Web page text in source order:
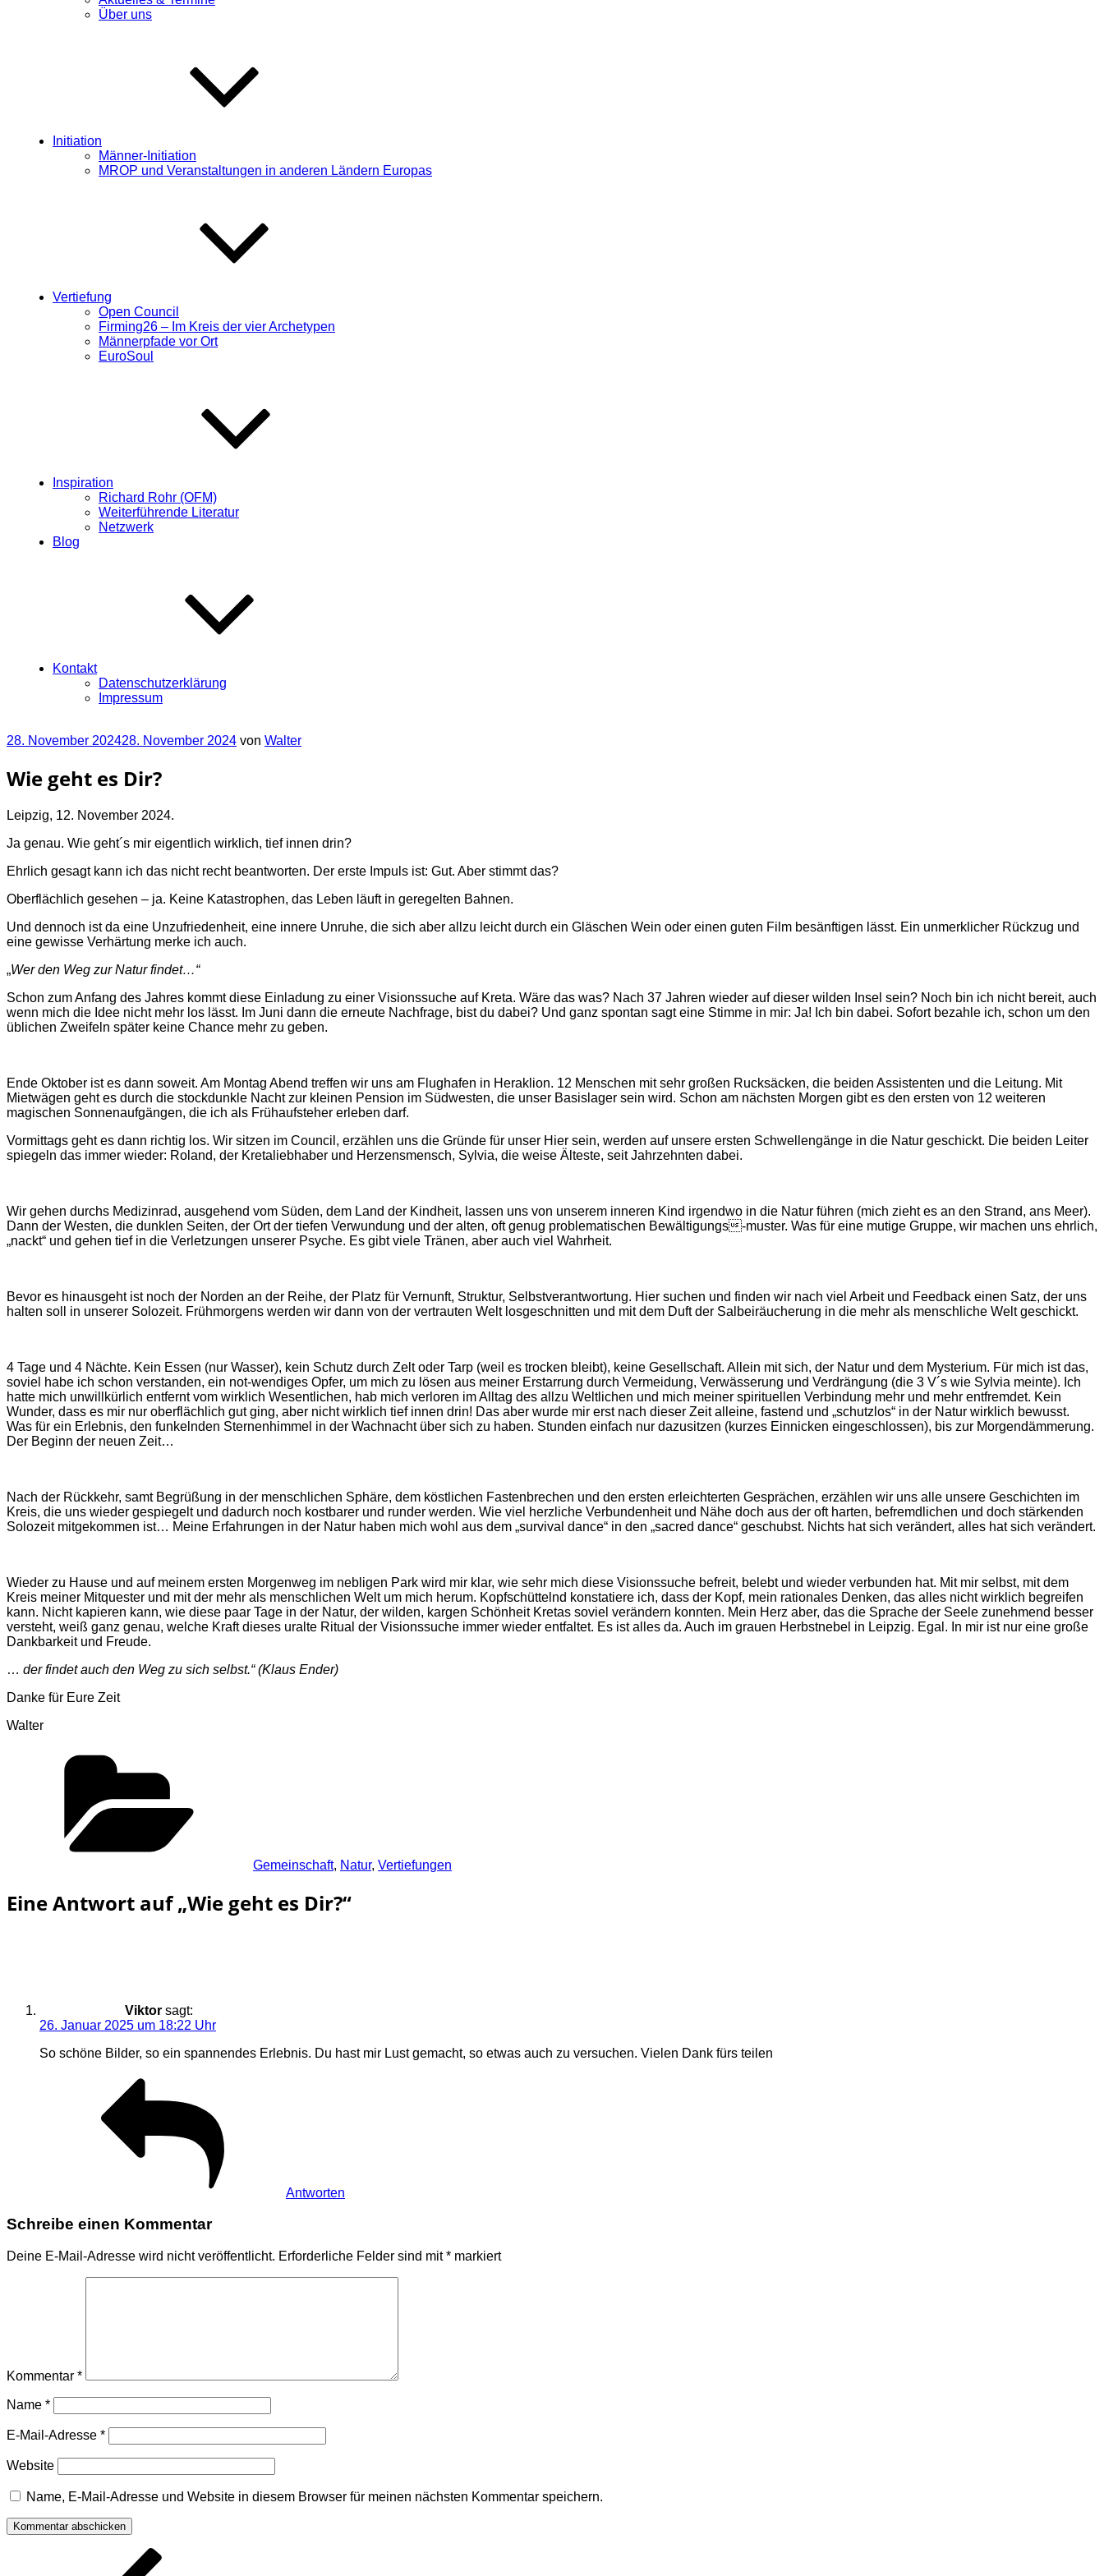
Über uns
Initiation
Männer-Initiation
MROP und Veranstaltungen in anderen Ländern Europas
Vertiefung
Open Council
Firming26 – Im Kreis der vier Archetypen
Männerpfade vor Ort
EuroSoul
Inspiration
Richard Rohr (OFM)
Weiterführende Literatur
Netzwerk
Blog
Kontakt
Datenschutzerklärung
Impressum
Veröffentlicht
28. November 202428. November 2024 von Walter
Wie geht es Dir?
Leipzig, 12. November 2024.
Ja genau. Wie geht´s mir eigentlich wirklich, tief innen drin?
Ehrlich gesagt kann ich das nicht recht beantworten. Der erste Impuls ist: Gut. Aber stimmt das?
Oberflächlich gesehen – ja. Keine Katastrophen, das Leben läuft in geregelten Bahnen.
Und dennoch ist da eine Unzufriedenheit, eine innere Unruhe, die sich aber allzu leicht durch ein Gläschen Wein oder einen guten Film besänftigen lässt. Ein unmerklicher Rückzug und
eine gewisse Verhärtung merke ich auch.
„Wer den Weg zur Natur findet…“
Schon zum Anfang des Jahres kommt diese Einladung zu einer Visionssuche auf Kreta. Wäre das was? Nach 37 Jahren wieder auf dieser wilden Insel sein? Noch bin ich nicht bereit, auch
wenn mich die Idee nicht mehr los lässt. Im Juni dann die erneute Nachfrage, bist du dabei? Und ganz spontan sagt eine Stimme in mir: Ja! Ich bin dabei. Sofort bezahle ich, schon um den
üblichen Zweifeln später keine Chance mehr zu geben.
Ende Oktober ist es dann soweit. Am Montag Abend treffen wir uns am Flughafen in Heraklion. 12 Menschen mit sehr großen Rucksäcken, die beiden Assistenten und die Leitung. Mit
Mietwägen geht es durch die stockdunkle Nacht zur kleinen Pension im Südwesten, die unser Basislager sein wird. Schon am nächsten Morgen gibt es den ersten von 12 weiteren
magischen Sonnenaufgängen, die ich als Frühaufsteher erleben darf.
Vormittags geht es dann richtig los. Wir sitzen im Council, erzählen uns die Gründe für unser Hier sein, werden auf unsere ersten Schwellengänge in die Natur geschickt. Die beiden Leiter
spiegeln das immer wieder: Roland, der Kretaliebhaber und Herzensmensch, Sylvia, die weise Älteste, seit Jahrzehnten dabei.
Wir gehen durchs Medizinrad, ausgehend vom Süden, dem Land der Kindheit, lassen uns von unserem inneren Kind irgendwo in die Natur führen (mich zieht es an den Strand, ans Meer).
Dann der Westen, die dunklen Seiten, der Ort der tiefen Verwundung und der alten, oft genug problematischen Bewältigungs-muster. Was für eine mutige Gruppe, wir machen uns ehrlich,
„nackt“ und gehen tief in die Verletzungen unserer Psyche. Es gibt viele Tränen, aber auch viel Wahrheit.
Bevor es hinausgeht ist noch der Norden an der Reihe, der Platz für Vernunft, Struktur, Selbstverantwortung. Hier suchen und finden wir nach viel Arbeit und Feedback einen Satz, der uns
halten soll in unserer Solozeit. Frühmorgens werden wir dann von der vertrauten Welt losgeschnitten und mit dem Duft der Salbeiräucherung in die mehr als menschliche Welt geschickt.
4 Tage und 4 Nächte. Kein Essen (nur Wasser), kein Schutz durch Zelt oder Tarp (weil es trocken bleibt), keine Gesellschaft. Allein mit sich, der Natur und dem Mysterium. Für mich ist das,
soviel habe ich schon verstanden, ein not-wendiges Opfer, um mich zu lösen aus meiner Erstarrung durch Vermeidung, Verwässerung und Verdrängung (die 3 V´s wie Sylvia meinte). Ich
hatte mich unwillkürlich entfernt vom wirklich Wesentlichen, hab mich verloren im Alltag des allzu Weltlichen und mich meiner spirituellen Verbindung mehr und mehr entfremdet. Kein
Wunder, dass es mir nur oberflächlich gut ging, aber nicht wirklich tief innen drin! Das aber wurde mir erst nach dieser Zeit alleine, fastend und „schutzlos“ in der Natur wirklich bewusst.
Was für ein Erlebnis, den funkelnden Sternenhimmel in der Wachnacht über sich zu haben. Stunden einfach nur dazusitzen (kurzes Einnicken eingeschlossen), bis zur Morgendämmerung.
Der Beginn der neuen Zeit…
Nach der Rückkehr, samt Begrüßung in der menschlichen Sphäre, dem köstlichen Fastenbrechen und den ersten erleichterten Gesprächen, erzählen wir uns alle unsere Geschichten im
Kreis, die uns wieder gespiegelt und dadurch noch kostbarer und runder werden. Wie viel herzliche Verbundenheit und Nähe doch aus der oft harten, befremdlichen und doch stärkenden
Solozeit mitgekommen ist… Meine Erfahrungen in der Natur haben mich wohl aus dem „survival dance“ in den „sacred dance“ geschubst. Nichts hat sich verändert, alles hat sich verändert.
Wieder zu Hause und auf meinem ersten Morgenweg im nebligen Park wird mir klar, wie sehr mich diese Visionssuche befreit, belebt und wieder verbunden hat. Mit mir selbst, mit dem
Kreis meiner Mitquester und mit der mehr als menschlichen Welt um mich herum. Kopfschüttelnd konstatiere ich, dass der Kopf, mein rationales Denken, das alles nicht wirklich begreifen
kann. Nicht kapieren kann, wie diese paar Tage in der Natur, der wilden, kargen Schönheit Kretas soviel verändern konnten. Mein Herz aber, das die Sprache der Seele zunehmend besser
versteht, weiß ganz genau, welche Kraft dieses uralte Ritual der Visionssuche immer wieder entfaltet. Es ist alles da. Auch im grauen Herbstnebel in Leipzig. Egal. In mir ist nur eine große
Dankbarkeit und Freude.
… der findet auch den Weg zu sich selbst.“ (Klaus Ender)
Danke für Eure Zeit
Walter
Gemeinschaft, Natur, Vertiefungen
Eine Antwort auf „Wie geht es Dir?“
Viktor sagt:
26. Januar 2025 um 18:22 Uhr
So schöne Bilder, so ein spannendes Erlebnis. Du hast mir Lust gemacht, so etwas auch zu versuchen. Vielen Dank fürs teilen
Antworten
Schreibe einen Kommentar
Deine E-Mail-Adresse wird nicht veröffentlicht. Erforderliche Felder sind mit* markiert
Kommentar *
Name *
E-Mail-Adresse *
Website
Name, E-Mail-Adresse und Website in diesem Browser für meinen nächsten Kommentar speichern.
Beitragsnavigation